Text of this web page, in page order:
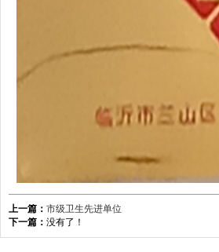
上一篇： 市级卫生先进单位
下一篇： 没有了！